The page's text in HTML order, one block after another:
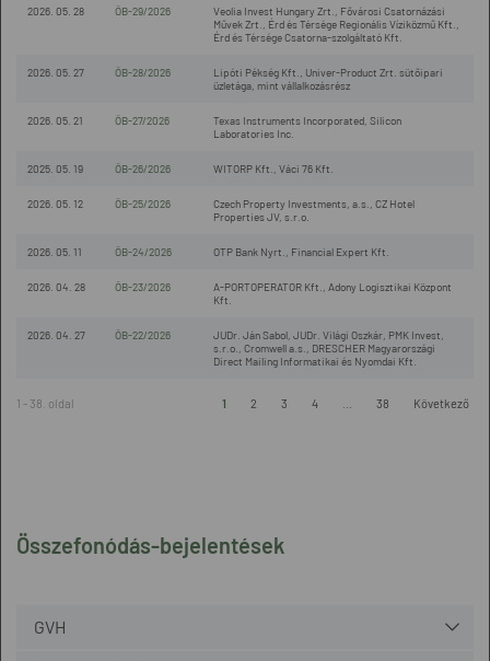
Összefonódás-bejelentések
GVH
2026. 05. 28 ÖB-29/2026
Veolia Invest Hungary Zrt., Fővárosi Csatornázási
Művek Zrt., Érd és Térsége Regionális Víziközmű Kft.,
Érd és Térsége Csatorna-szolgáltató Kft.
2026. 05. 27 ÖB-28/2026
Lipóti Pékség Kft., Univer-Product Zrt. sütőipari
üzletága, mint vállalkozásrész
2026. 05. 21 ÖB-27/2026
Texas Instruments Incorporated, Silicon
Laboratories Inc.
2025. 05. 19 ÖB-26/2026 WITORP Kft., Váci 76 Kft.
2026. 05. 12 ÖB-25/2026
Czech Property Investments, a.s., CZ Hotel
Properties JV, s.r.o.
2026. 05. 11 ÖB-24/2026 OTP Bank Nyrt., Financial Expert Kft.
2026. 04. 28 ÖB-23/2026
A-PORTOPERATOR Kft., Adony Logisztikai Központ
Kft.
2026. 04. 27 ÖB-22/2026
JUDr. Ján Sabol, JUDr. Világi Oszkár, PMK Invest,
s.r.o., Cromwell a.s., DRESCHER Magyarországi
Direct Mailing Informatikai és Nyomdai Kft.
1 - 38. oldal 1 2 3 4 38 Következő